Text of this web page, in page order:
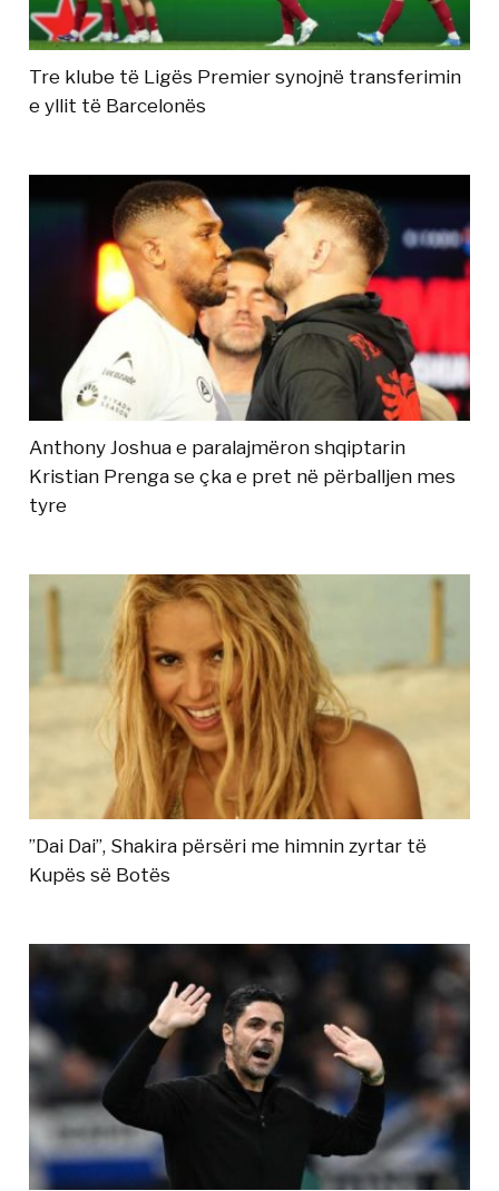
Tre klube të Ligës Premier synojnë transferimin
e yllit të Barcelonës
Anthony Joshua e paralajmëron shqiptarin
Kristian Prenga se çka e pret në përballjen mes
tyre
”Dai Dai”, Shakira përsëri me himnin zyrtar të
Kupës së Botës